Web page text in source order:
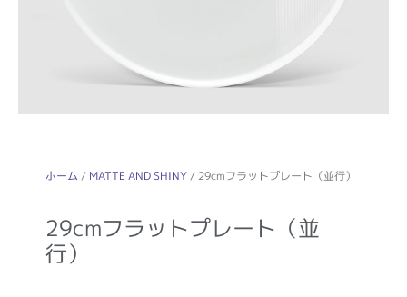
ホーム / MATTE AND SHINY/ 29cmフラットプレート（並行）
29cmフラットプレート（並
行）